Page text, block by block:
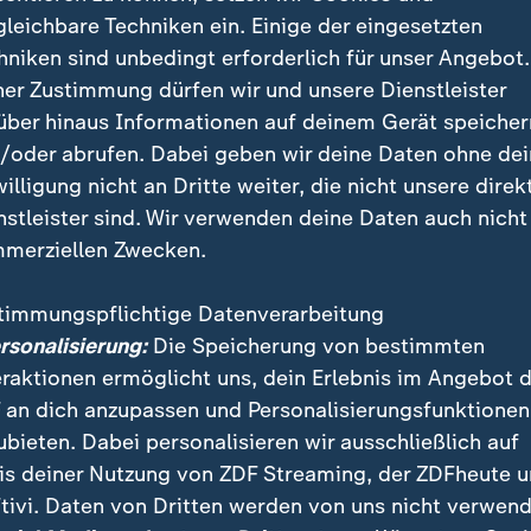
Auch da gibt es nichts mehr zu erwarten. Es
haben die Waffen gestreckt. So trudelt die Partie
Techniken ein. Einige der eingesetzten
sind unbedingt erforderlich für unser
Zustimmung dürfen wir und unsere Dienstleister
hinaus Informationen auf deinem Gerät
oder abrufen. Dabei geben wir deine Daten ohne
nicht an Dritte weiter, die nicht unsere
sind. Wir verwenden deine Daten auch nicht
Zwecken.
Datenverarbeitung
Die Speicherung von bestimmten
ermöglicht uns, dein Erlebnis im Angebot
an dich anzupassen und Personalisierungsfunktionen
Dabei personalisieren wir ausschließlich auf
deiner Nutzung von ZDF Streaming, der ZDFheute
Daten von Dritten werden von uns nicht